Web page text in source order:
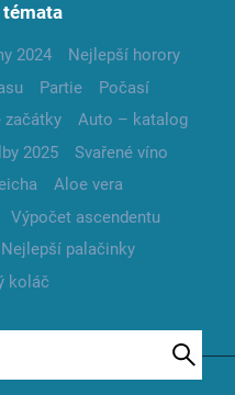
2024
Nejlepší horory
Partie
Počasí
začátky
Auto – katalog
2025
Svařené víno
Aloe vera
Výpočet ascendentu
Nejlepší palačinky
koláč